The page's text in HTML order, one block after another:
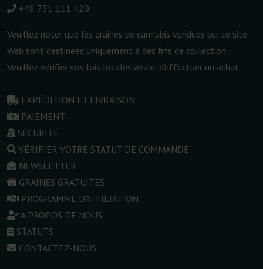
+48 731 111 420
Veuillez noter que les graines de cannabis vendues sur ce site
Web sont destinées uniquement à des fins de collection.
Veuillez vérifier vos lois locales avant d'effectuer un achat.
EXPÉDITION ET LIVRAISON
PAIEMENT
SÉCURITÉ
VÉRIFIER VOTRE STATUT DE COMMANDE
NEWSLETTER
GRAINES GRATUITES
PROGRAMME D'AFFILIATION
A PROPOS DE NOUS
STATUTS
CONTACTEZ-NOUS